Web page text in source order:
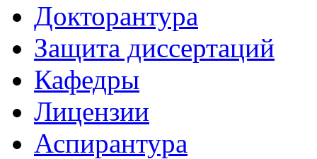
Докторантура
Защита диссертаций
Кафедры
Лицензии
Аспирантура